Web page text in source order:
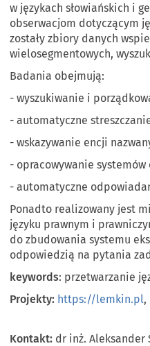
w językach słowiańskich i
obserwacjom dotyczącym
zostały zbiory danych
wielosegmentowych,
Badania obejmują:
- wyszukiwanie i
- automatyczne
- wskazywanie encji
- opracowywanie systemów
- automatyczne
Ponadto realizowany jest
języku prawnym i
do zbudowania systemu
odpowiedzią na pytania
keywords: przetwarzanie
Projekty: https://lemkin.pl,
Kontakt: dr inż. Aleksander